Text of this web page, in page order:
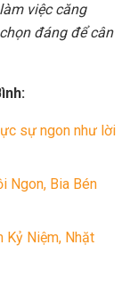
việc căng
đáng để cân
sự ngon như lời
Ngon, Bia Bén
Kỷ Niệm, Nhặt